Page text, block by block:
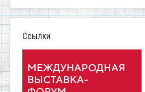
Ссылки